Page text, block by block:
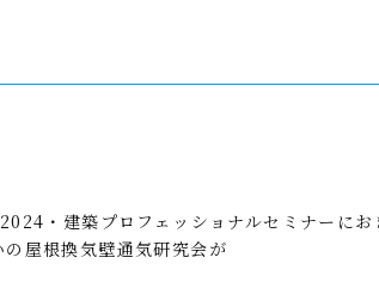
・建築プロフェッショナルセミナーに
屋根換気壁通気研究会が